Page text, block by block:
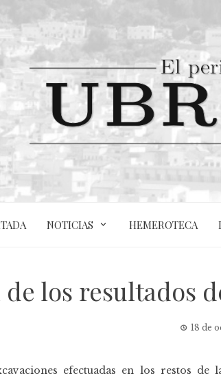
NOTICIAS HEMEROTECA
los resultados
18 de
efectuadas en los restos